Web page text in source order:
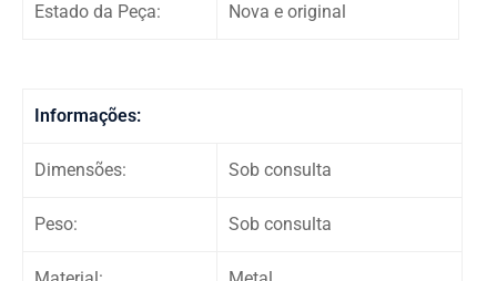
Estado da Peça: Nova e original
Informações:
Dimensões: Sob consulta
Peso: Sob consulta